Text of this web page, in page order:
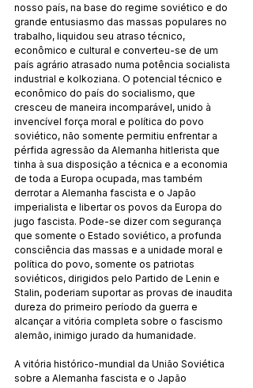
nosso país, na base do regime soviético e do
grande entusiasmo das massas populares no
trabalho, liquidou seu atraso técnico,
econômico e cultural e converteu-se de um
país agrário atrasado numa potência socialista
industrial e kolkoziana. O potencial técnico e
econômico do país do socialismo, que
cresceu de maneira incomparável, unido à
invencível força moral e política do povo
soviético, não somente permitiu enfrentar a
pérfida agressão da Alemanha hitlerista que
tinha à sua disposição a técnica e a economia
de toda a Europa ocupada, mas também
derrotar a Alemanha fascista e o Japão
imperialista e libertar os povos da Europa do
jugo fascista. Pode-se dizer com segurança
que somente o Estado soviético, a profunda
consciência das massas e a unidade moral e
política do povo, somente os patriotas
soviéticos, dirigidos pelo Partido de Lenin e
Stalin, poderiam suportar as provas de inaudita
dureza do primeiro período da guerra e
alcançar a vitória completa sobre o fascismo
alemão, inimigo jurado da humanidade.
A vitória histórico-mundial da União Soviética
sobre a Alemanha fascista e o Japão